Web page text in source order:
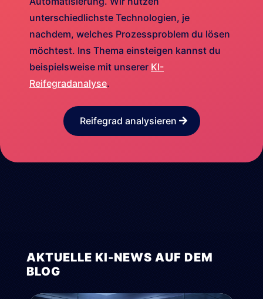
unterschiedlichste Technologien, je
nachdem, welches Prozessproblem du lösen
möchtest. Ins Thema einsteigen kannst du
beispielsweise mit unserer KI-
Reifegradanalyse.
Reifegrad analysieren
AKTUELLE KI-NEWS AUF DEM
BLOG